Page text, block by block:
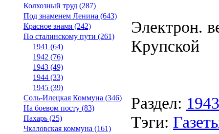
Колхозный труд (287)
Под знаменем Ленина (643)
Красное знамя (242)
По сталинскому пути (261)
1941 (64)
1942 (76)
1943 (49)
1944 (33)
1945 (39)
Соль-Илецкая Коммуна (346)
На боевом посту (83)
Пахарь (25)
Чкаловская коммуна (161)
Электрон.
Крупской
Раздел: 1943
Тэги: